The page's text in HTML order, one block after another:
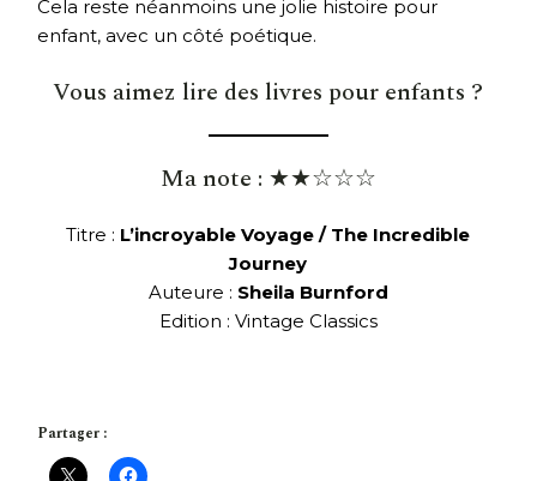
Cela reste néanmoins une jolie histoire pour
enfant, avec un côté poétique.
Vous aimez lire des livres pour enfants ?
Ma note : ★★☆☆☆
Titre : L’incroyable Voyage / The Incredible
Journey
Auteure : Sheila Burnford
Edition : Vintage Classics
Partager :